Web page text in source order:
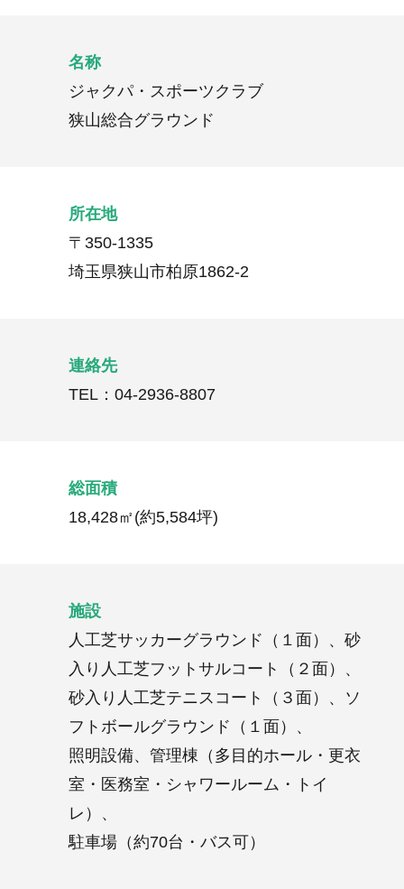
名称
ジャクパ・スポーツクラブ
狭山総合グラウンド
所在地
〒350-1335
埼玉県狭山市柏原1862-2
連絡先
TEL：04-2936-8807
総面積
18,428㎡(約5,584坪)
施設
人工芝サッカーグラウンド（１面）、砂
入り人工芝フットサルコート（２面）、
砂入り人工芝テニスコート（３面）、ソ
フトボールグラウンド（１面）、
照明設備、管理棟（多目的ホール・更衣
室・医務室・シャワールーム・トイ
レ）、
駐車場（約70台・バス可）